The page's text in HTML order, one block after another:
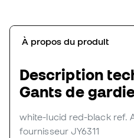
À propos du produit
Description
Gants de
white-lucid red-black ref.
fournisseur JY6311